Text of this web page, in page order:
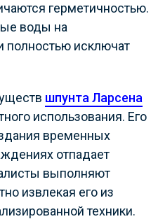
герметичностью.
воды на
полностью исключат
шпунта Ларсена
использования. Его
временных
отпадает
выполняют
извлекая его из
техники.